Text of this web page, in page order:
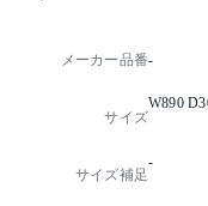
メーカー品番-
サイズ
W890
サイズ補足
-